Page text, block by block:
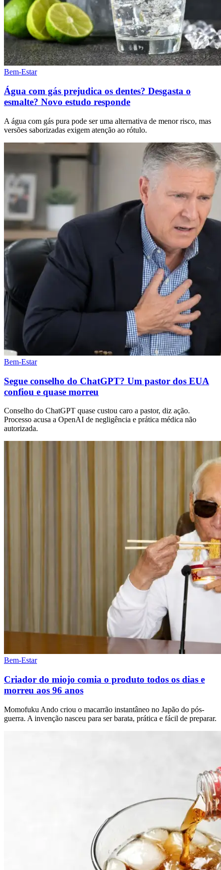
Bem-Estar
Água com gás prejudica os dentes? Desgasta o
esmalte? Novo estudo responde
A água com gás pura pode ser uma alternativa de menor risco, mas
versões saborizadas exigem atenção ao rótulo.
Bem-Estar
Segue conselho do ChatGPT? Um pastor dos EUA
confiou e quase morreu
Conselho do ChatGPT quase custou caro a pastor, diz ação.
Processo acusa a OpenAI de negligência e prática médica não
autorizada.
Bem-Estar
Criador do miojo comia o produto todos os dias e
morreu aos 96 anos
Momofuku Ando criou o macarrão instantâneo no Japão do pós-
guerra. A invenção nasceu para ser barata, prática e fácil de preparar.